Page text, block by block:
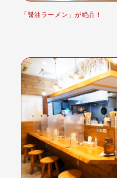
「醤油ラーメン」が絶品！